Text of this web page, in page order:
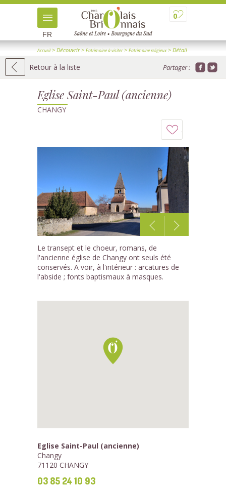
0
FR
Accueil> Découvrir> Patrimoine à visiter> Patrimoine religieux> Détail
Retour à la liste Partager :
Eglise Saint-Paul (ancienne)
CHANGY
à
mon
carnet
1 /3
Le transept et le choeur, romans, de
l'ancienne église de Changy ont seuls été
conservés. A voir, à l'intérieur : arcatures de
l'abside ; fonts baptismaux à masques.
Eglise Saint-Paul (ancienne)
Changy
71120 CHANGY
03 85 24 10 93